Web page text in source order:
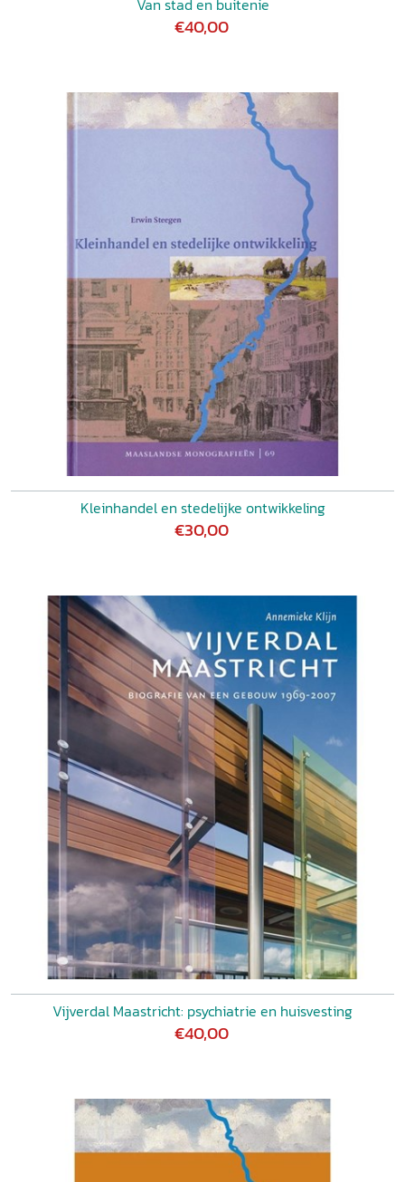
Van stad en buitenie
€40,00
Kleinhandel en stedelijke ontwikkeling
€30,00
Vijverdal Maastricht: psychiatrie en huisvesting
€40,00